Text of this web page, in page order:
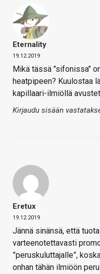
Eternality
19.12.2019
Mikä tässä "sifonissa"
heatpipeen? Kuulostaa
kapillaari-ilmiöllä
Kirjaudu sisään
Eretux
19.12.2019
Jännä sinänsä, että
varteenotettavasti
”peruskuluttajalle”,
onhan tähän ilmiöön